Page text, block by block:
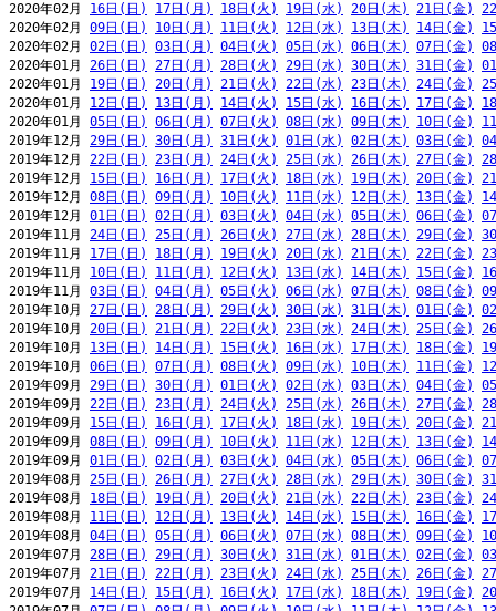
2020年02月 16日(日) 17日(月) 18日(火) 19日(水) 20日(木) 21日(金)
2020年02月 09日(日) 10日(月) 11日(火) 12日(水) 13日(木) 14日(金)
2020年02月 02日(日) 03日(月) 04日(火) 05日(水) 06日(木) 07日(金)
2020年01月 26日(日) 27日(月) 28日(火) 29日(水) 30日(木) 31日(金)
2020年01月 19日(日) 20日(月) 21日(火) 22日(水) 23日(木) 24日(金)
2020年01月 12日(日) 13日(月) 14日(火) 15日(水) 16日(木) 17日(金)
2020年01月 05日(日) 06日(月) 07日(火) 08日(水) 09日(木) 10日(金)
2019年12月 29日(日) 30日(月) 31日(火) 01日(水) 02日(木) 03日(金)
2019年12月 22日(日) 23日(月) 24日(火) 25日(水) 26日(木) 27日(金)
2019年12月 15日(日) 16日(月) 17日(火) 18日(水) 19日(木) 20日(金)
2019年12月 08日(日) 09日(月) 10日(火) 11日(水) 12日(木) 13日(金)
2019年12月 01日(日) 02日(月) 03日(火) 04日(水) 05日(木) 06日(金)
2019年11月 24日(日) 25日(月) 26日(火) 27日(水) 28日(木) 29日(金)
2019年11月 17日(日) 18日(月) 19日(火) 20日(水) 21日(木) 22日(金)
2019年11月 10日(日) 11日(月) 12日(火) 13日(水) 14日(木) 15日(金)
2019年11月 03日(日) 04日(月) 05日(火) 06日(水) 07日(木) 08日(金)
2019年10月 27日(日) 28日(月) 29日(火) 30日(水) 31日(木) 01日(金)
2019年10月 20日(日) 21日(月) 22日(火) 23日(水) 24日(木) 25日(金)
2019年10月 13日(日) 14日(月) 15日(火) 16日(水) 17日(木) 18日(金)
2019年10月 06日(日) 07日(月) 08日(火) 09日(水) 10日(木) 11日(金)
2019年09月 29日(日) 30日(月) 01日(火) 02日(水) 03日(木) 04日(金)
2019年09月 22日(日) 23日(月) 24日(火) 25日(水) 26日(木) 27日(金)
2019年09月 15日(日) 16日(月) 17日(火) 18日(水) 19日(木) 20日(金)
2019年09月 08日(日) 09日(月) 10日(火) 11日(水) 12日(木) 13日(金)
2019年09月 01日(日) 02日(月) 03日(火) 04日(水) 05日(木) 06日(金)
2019年08月 25日(日) 26日(月) 27日(火) 28日(水) 29日(木) 30日(金)
2019年08月 18日(日) 19日(月) 20日(火) 21日(水) 22日(木) 23日(金)
2019年08月 11日(日) 12日(月) 13日(火) 14日(水) 15日(木) 16日(金)
2019年08月 04日(日) 05日(月) 06日(火) 07日(水) 08日(木) 09日(金)
2019年07月 28日(日) 29日(月) 30日(火) 31日(水) 01日(木) 02日(金)
2019年07月 21日(日) 22日(月) 23日(火) 24日(水) 25日(木) 26日(金)
2019年07月 14日(日) 15日(月) 16日(火) 17日(水) 18日(木) 19日(金)